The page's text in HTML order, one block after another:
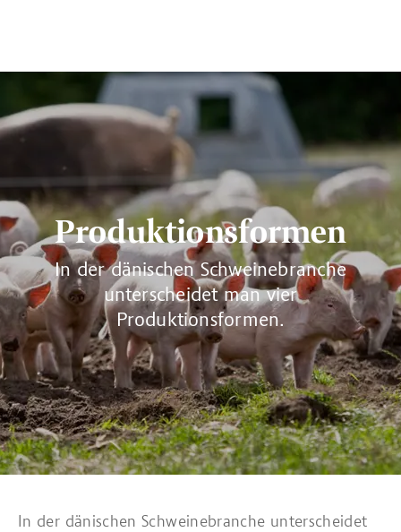
Produktionsformen
In der dänischen Schweinebranche
unterscheidet man vier
Produktionsformen.
In der dänischen Schweinebranche unterscheidet